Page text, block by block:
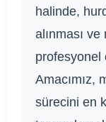
halinde,
alınması
profesyonel
Amacımız,
sürecini en